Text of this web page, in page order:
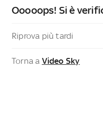
Ooooops! Si è
Riprova più tardi
Torna a Video Sky